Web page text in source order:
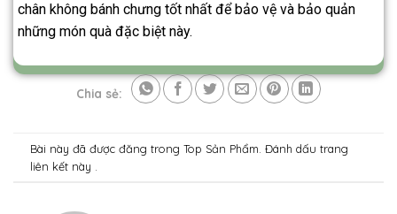
chân không bánh chưng tốt nhất để bảo vệ và bảo quản
những món quà đặc biệt này.
Chia sẻ:
Bài này đã được đăng trongTop Sản Phẩm . Đánh dấu trang
liên kết này .